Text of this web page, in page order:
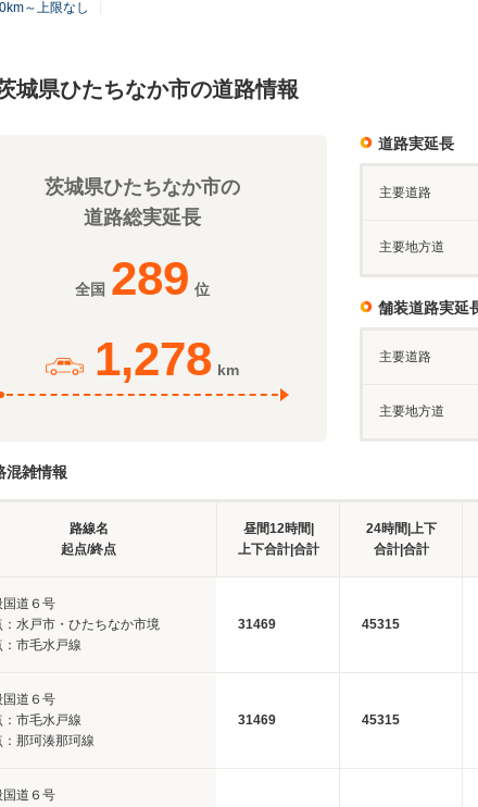
～上限なし
城県ひたちなか市の道路情報
茨城県ひたちなか市の
道路総実延長
全国 289 位
1,278 km
道路実延長
主要道路
主要地方道
舗装道路実延
主要道路
主要地方道
混雑情報
路線名
起点/終点
昼間12時間|
上下合計|合計
24時間|上下
合計|合計
国道６号
：水戸市・ひたちなか市境
：市毛水戸線
31469 45315
国道６号
：市毛水戸線
：那珂湊那珂線
31469 45315
国道６号